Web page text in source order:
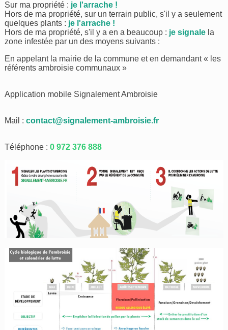
Sur ma propriété : je l'arrache !
Hors de ma propriété, sur un terrain public, s'il y a seulement
quelques plants : je l'arrache !
Hors de ma propriété, s'il y a en a beaucoup : je signale la
zone infestée par un des moyens suivants :
En appelant la mairie de la commune et en demandant « les
référents ambroisie communaux »
Application mobile Signalement Ambroisie
Mail :contact@signalement-ambroisie.fr
Téléphone :0 972 376 888